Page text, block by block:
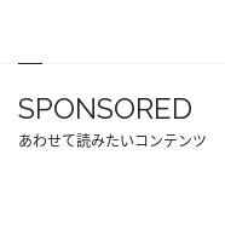
SPONSORED
あわせて読みたいコンテンツ